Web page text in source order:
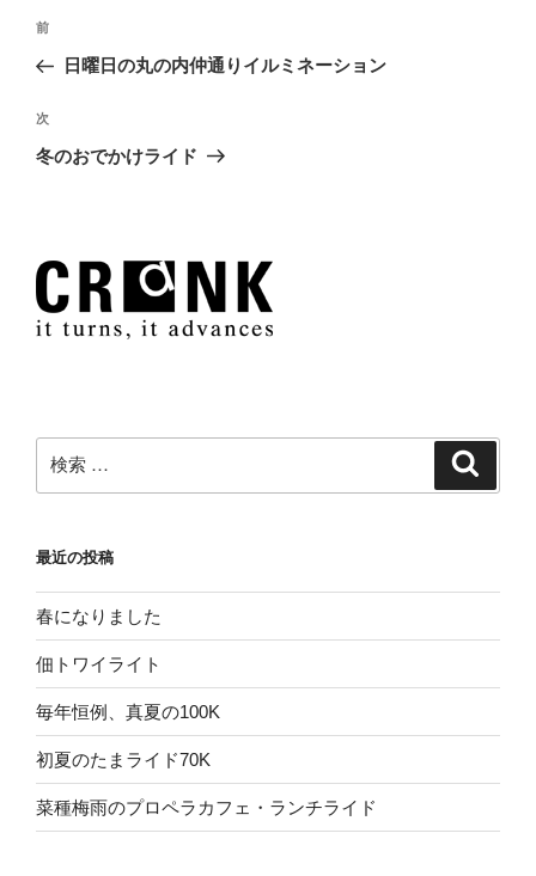
投
ナ
ビ
ゲ
ン
過
去
投
稿
前
日曜日の丸の内仲通りイルミネーション
次
の
次
冬のおでかけライド
索:
最近の投稿
春になりました
佃トワイライト
毎年恒例、真夏の100K
初夏のたまライド70K
菜種梅雨のプロペラカフェ・ランチライド